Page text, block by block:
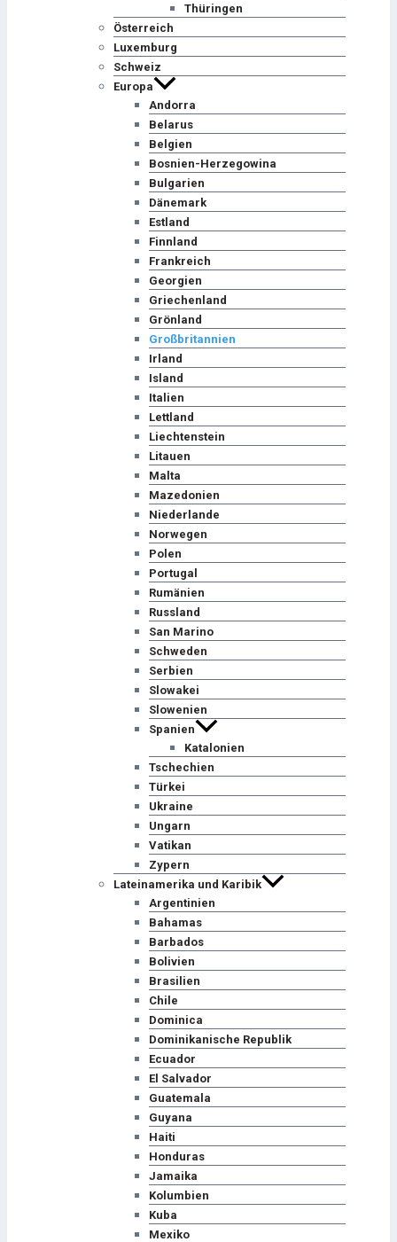
Thüringen
Österreich
Luxemburg
Schweiz
Europa
Andorra
Belarus
Belgien
Bosnien-Herzegowina
Bulgarien
Dänemark
Estland
Finnland
Frankreich
Georgien
Griechenland
Grönland
Großbritannien
Irland
Island
Italien
Lettland
Liechtenstein
Litauen
Malta
Mazedonien
Niederlande
Norwegen
Polen
Portugal
Rumänien
Russland
San Marino
Schweden
Serbien
Slowakei
Slowenien
Spanien
Katalonien
Tschechien
Türkei
Ukraine
Ungarn
Vatikan
Zypern
Lateinamerika und Karibik
Argentinien
Bahamas
Barbados
Bolivien
Brasilien
Chile
Dominica
Dominikanische Republik
Ecuador
El Salvador
Guatemala
Guyana
Haiti
Honduras
Jamaika
Kolumbien
Kuba
Mexiko